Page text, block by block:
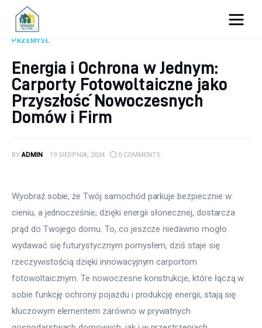
Prowadzenie firmy
Urządzanie biura
Marketing firm
Zdrowie pracowników
Prawo
Pozostałe
PRZEMYSŁ
Energia i Ochrona w Jednym:
Carporty Fotowoltaiczne jako
Przyszłość Nowoczesnych
Domów i Firm
BY ADMIN 19 SIERPNIA, 2024 0 COMMENTS
Wyobraź sobie, że Twój samochód parkuje bezpiecznie w
cieniu, a jednocześnie, dzięki energii słonecznej, dostarcza
prąd do Twojego domu. To, co jeszcze niedawno mogło
wydawać się futurystycznym pomysłem, dziś staje się
rzeczywistością dzięki innowacyjnym carportom
fotowoltaicznym. Te nowoczesne konstrukcje, które łączą w
sobie funkcję ochrony pojazdu i produkcję energii, stają się
kluczowym elementem zarówno w prywatnych